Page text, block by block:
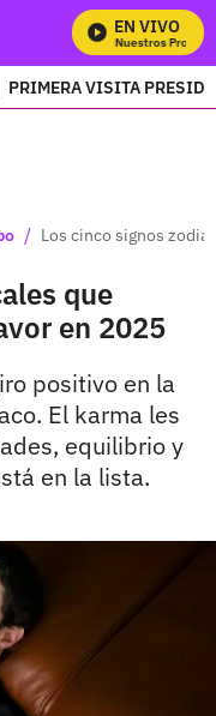
EN VIVO
Mira Todos Nuestros
PRIMERA VISITA
/ Los cinco signos
que
en 2025
positivo en la
El karma les
equilibrio y
en la lista.